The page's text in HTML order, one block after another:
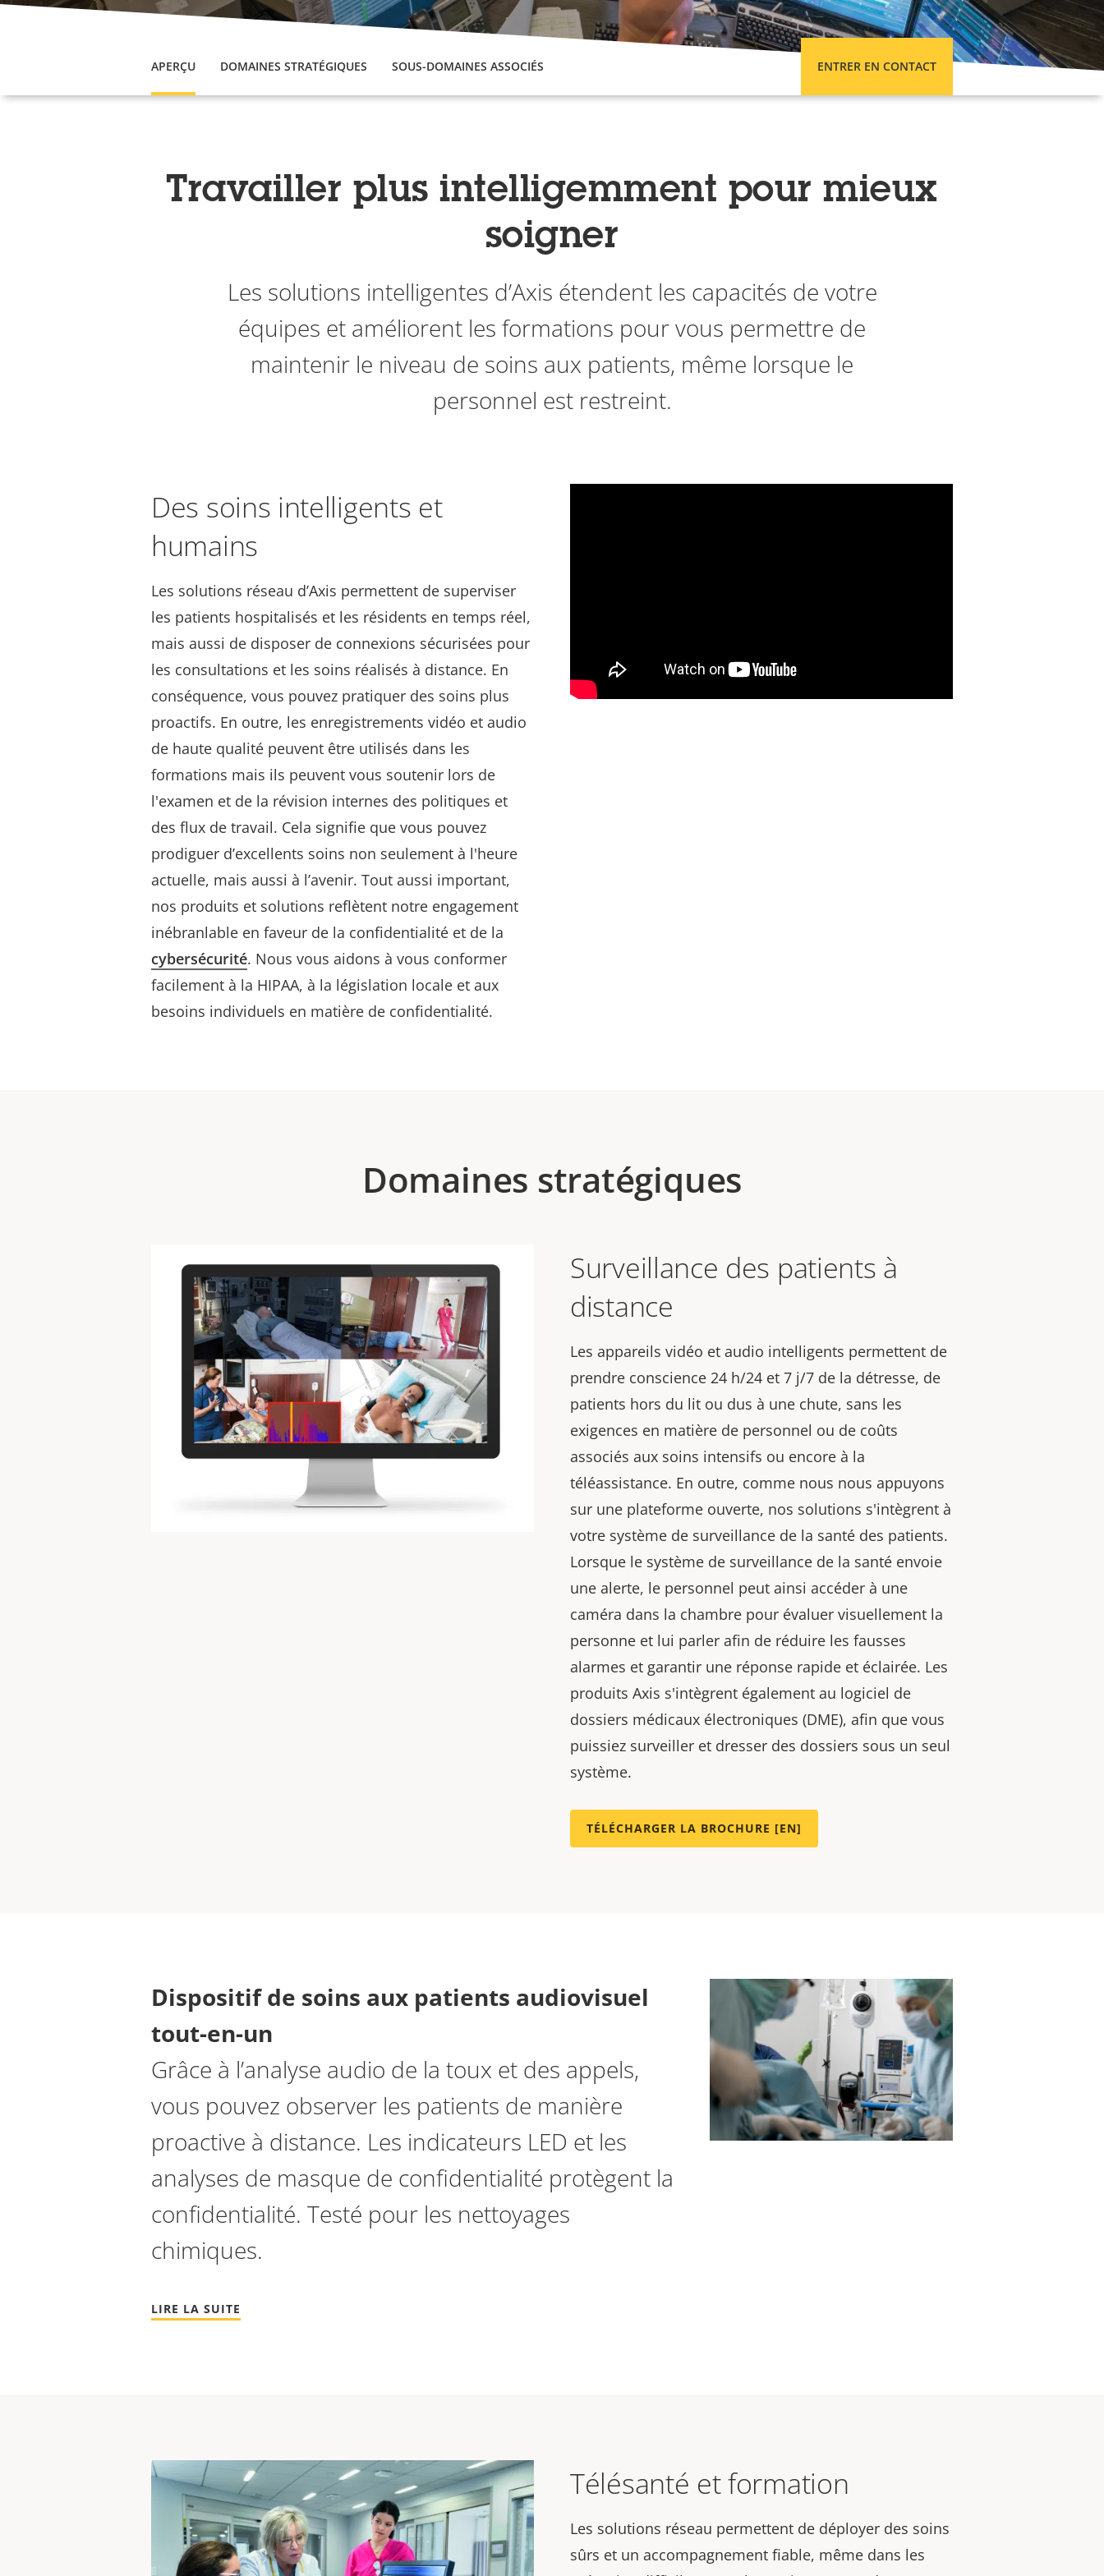
APERÇU DOMAINES STRATÉGIQUES SOUS-DOMAINES ASSOCIÉS ENTRER EN CONTACT
Travailler plus intelligemment pour mieux
soigner
Les solutions intelligentes d’Axis étendent les capacités de votre
équipes et améliorent les formations pour vous permettre de
maintenir le niveau de soins aux patients, même lorsque le
personnel est restreint.
Des soins intelligents et
humains
Les solutions réseau d’Axis permettent de superviser
les patients hospitalisés et les résidents en temps réel,
mais aussi de disposer de connexions sécurisées pour
les consultations et les soins réalisés à distance. En
conséquence, vous pouvez pratiquer des soins plus
proactifs. En outre, les enregistrements vidéo et audio
de haute qualité peuvent être utilisés dans les
formations mais ils peuvent vous soutenir lors de
l'examen et de la révision internes des politiques et
des flux de travail. Cela signifie que vous pouvez
prodiguer d’excellents soins non seulement à l'heure
actuelle, mais aussi à l’avenir. Tout aussi important,
nos produits et solutions reflètent notre engagement
inébranlable en faveur de la confidentialité et de la
cybersécurité. Nous vous aidons à vous conformer
facilement à la HIPAA, à la législation locale et aux
besoins individuels en matière de confidentialité.
Domaines stratégiques
Surveillance des patients à
distance
Les appareils vidéo et audio intelligents permettent de
prendre conscience 24 h/24 et 7 j/7 de la détresse, de
patients hors du lit ou dus à une chute, sans les
exigences en matière de personnel ou de coûts
associés aux soins intensifs ou encore à la
téléassistance. En outre, comme nous nous appuyons
sur une plateforme ouverte, nos solutions s'intègrent à
votre système de surveillance de la santé des patients.
Lorsque le système de surveillance de la santé envoie
une alerte, le personnel peut ainsi accéder à une
caméra dans la chambre pour évaluer visuellement la
personne et lui parler afin de réduire les fausses
alarmes et garantir une réponse rapide et éclairée. Les
produits Axis s'intègrent également au logiciel de
dossiers médicaux électroniques (DME), afin que vous
puissiez surveiller et dresser des dossiers sous un seul
système.
TÉLÉCHARGER LA BROCHURE [EN]
Dispositif de soins aux patients audiovisuel
tout-en-un
Grâce à l’analyse audio de la toux et des appels,
vous pouvez observer les patients de manière
proactive à distance. Les indicateurs LED et les
analyses de masque de confidentialité protègent la
confidentialité. Testé pour les nettoyages
chimiques.
LIRE LA SUITE
Télésanté et formation
Les solutions réseau permettent de déployer des soins
sûrs et un accompagnement fiable, même dans les